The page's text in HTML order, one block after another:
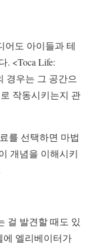
어도 아이들과 테
. <Toca Life:
경우는 그 공간으
작동시키는지 관
를 선택하면 마법
개념을 이해시키
걸 발견할 때도 있
에 엘리베이터가